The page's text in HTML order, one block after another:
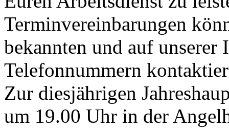
Terminvereinbarungen
bekannten und auf unserer
Telefonnummern
Zur diesjährigen
um 19.00 Uhr in der